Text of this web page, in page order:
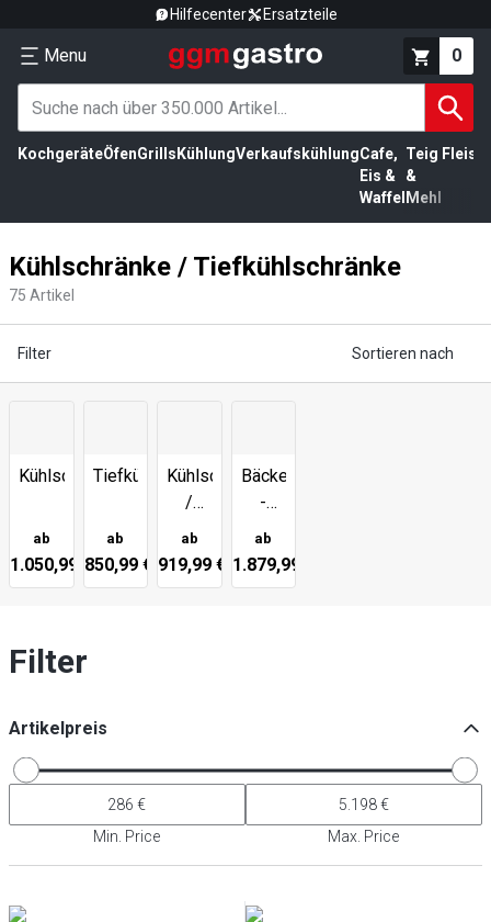
Hilfecenter Ersatzteile
Menu 0
KochgeräteÖfenGrills KühlungVerkaufskühlungCafe,
Eis &
Waffel
Teig
&
Mehl
Kühlschränke / Tiefkühlschränke
75 Artikel
Filter Sortieren nach
Kühlschränke
ab
1.050,99 €
Tiefkühlschränke
ab
850,99 €
Kühlschränke
/
Tiefkühlschränke
Glas
ab
919,99 €
Bäckerei
-
Kühl-/
Tiefkühlschränke
ab
1.879,99 €
Filter
Artikelpreis
Min. Price Max. Price